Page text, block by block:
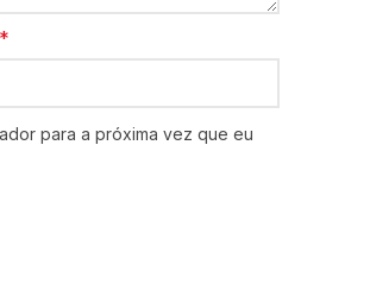
*
para a próxima vez que eu